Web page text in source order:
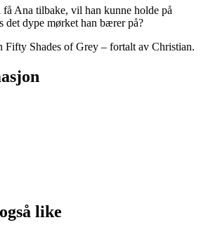
Ana tilbake, vil han kunne holde på
det dype mørket han bærer på?
Fifty Shades of Grey – fortalt av Christian.
like